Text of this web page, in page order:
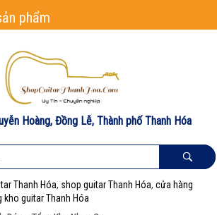
Hoàng, Đồng Lễ, Thành phố Thanh Hóa
Thanh Hóa, shop guitar Thanh Hóa,cửa hàng
kho guitar Thanh Hóa
phẩm